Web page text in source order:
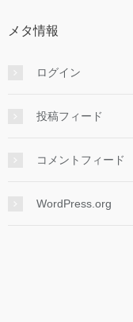
メタ情報
ログイン
投稿フィード
コメントフィード
WordPress.org